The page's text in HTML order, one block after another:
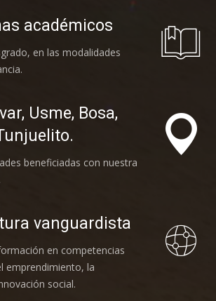
académicos
en las modalidades
Usme, Bosa,
beneficiadas con nuestra
vanguardista
en competencias
emprendimiento, la
social.